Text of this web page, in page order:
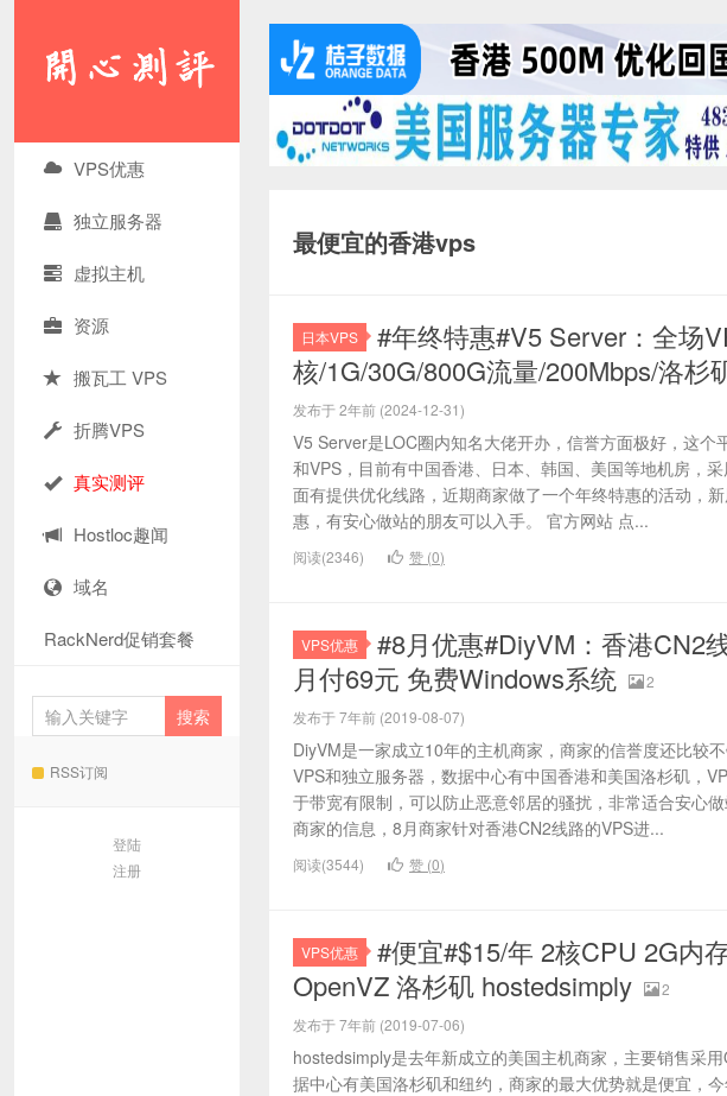
VPS优惠
独立服务器
虚拟主机
资源
搬瓦工 VPS
折腾VPS
真实测评
Hostloc趣闻
域名
RackNerd促销套餐
RSS订阅
登陆
注册
最便宜的香港vps
日本VPS
#年终特惠#V5 Server：全场
核/1G/30G/800G流量/200Mbps/洛杉
发布于 2年前 (2024-12-31)
V5 Server是LOC圈内知名大佬开办，信誉方面极好，这个
和VPS，目前有中国香港、日本、韩国、美国等地机房，
面有提供优化线路，近期商家做了一个年终特惠的活动，
惠，有安心做站的朋友可以入手。 官方网站 点...
阅读(2346) 赞 (0)
VPS优惠
#8月优惠#DiyVM：香港CN2
月付69元 免费Windows系统
2
发布于 7年前 (2019-08-07)
DiyVM是一家成立10年的主机商家，商家的信誉度还比较
VPS和独立服务器，数据中心有中国香港和美国洛杉矶，
于带宽有限制，可以防止恶意邻居的骚扰，非常适合安心
商家的信息，8月商家针对香港CN2线路的VPS进...
阅读(3544) 赞 (0)
VPS优惠
#便宜#$15/年 2核CPU 2G内
OpenVZ 洛杉矶 hostedsimply
2
发布于 7年前 (2019-07-06)
hostedsimply是去年新成立的美国主机商家，主要销售采
据中心有美国洛杉矶和纽约，商家的最大优势就是便宜，